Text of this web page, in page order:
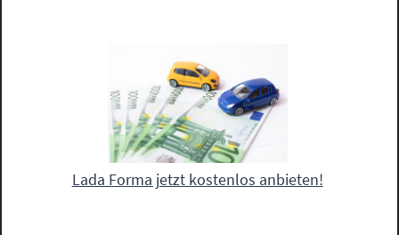
Lada Forma jetzt kostenlos anbieten!